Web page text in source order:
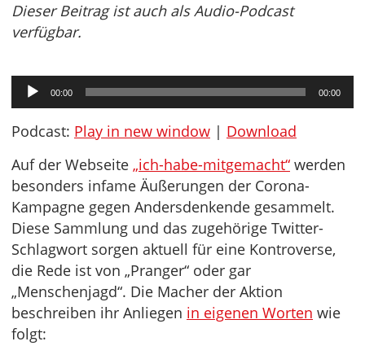
Dieser Beitrag ist auch als Audio-Podcast
verfügbar.
Audio-
Player
00:00 00:00
Podcast: Play in new window | Download
Auf der Webseite „ich-habe-mitgemacht“ werden
besonders infame Äußerungen der Corona-
Kampagne gegen Andersdenkende gesammelt.
Diese Sammlung und das zugehörige Twitter-
Schlagwort sorgen aktuell für eine Kontroverse,
die Rede ist von „Pranger“ oder gar
„Menschenjagd“. Die Macher der Aktion
beschreiben ihr Anliegen in eigenen Worten wie
folgt: